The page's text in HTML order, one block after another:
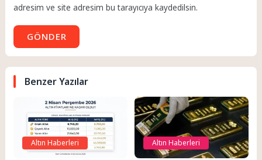
adresim ve site adresim bu tarayıcıya kaydedilsin.
GÖNDER
Benzer Yazılar
Altın Haberleri Altın Haberleri